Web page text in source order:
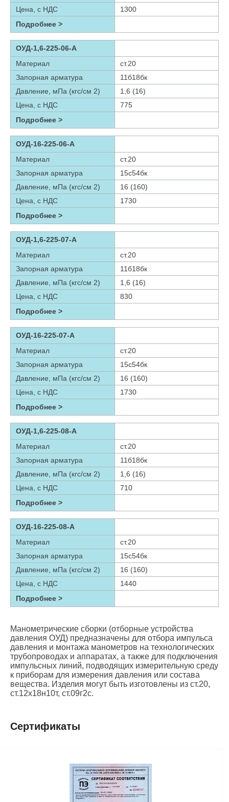
Цена, с НДС
1300
Подробнее >
ОУД-1,6-225-06-А
Материал
ст.20
Запорная арматура
11б18бк
Давление, мПа (кгс/см 2)
1,6 (16)
Цена, с НДС
775
Подробнее >
ОУД-16-225-06-А
Материал
ст.20
Запорная арматура
15с54бк
Давление, мПа (кгс/см 2)
16 (160)
Цена, с НДС
1730
Подробнее >
ОУД-1,6-225-07-А
Материал
ст.20
Запорная арматура
11б18бк
Давление, мПа (кгс/см 2)
1,6 (16)
Цена, с НДС
830
Подробнее >
ОУД-16-225-07-А
Материал
ст.20
Запорная арматура
15с54бк
Давление, мПа (кгс/см 2)
16 (160)
Цена, с НДС
1730
Подробнее >
ОУД-1,6-225-08-А
Материал
ст.20
Запорная арматура
11б18бк
Давление, мПа (кгс/см 2)
1,6 (16)
Цена, с НДС
710
Подробнее >
ОУД-16-225-08-А
Материал
ст.20
Запорная арматура
15с54бк
Давление, мПа (кгс/см 2)
16 (160)
Цена, с НДС
1440
Подробнее >
Манометрические сборки (отборные устройства
давления ОУД) предназначены для отбора импульса
давления и монтажа манометров на технологических
трубопроводах и аппаратах, а также для подключения
импульсных линий, подводящих измерительную среду
к приборам для измерения давления или состава
вещества. Изделия могут быть изготовлены из ст.20,
ст.12х18н10т, ст.09г2с.
Сертификаты